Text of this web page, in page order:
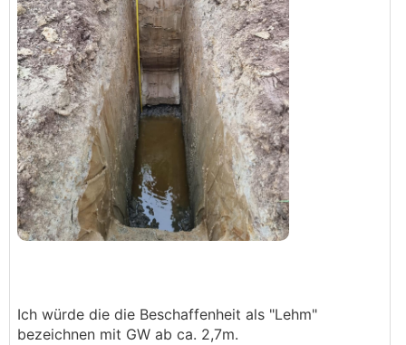
Ich würde die die Beschaffenheit als "Lehm"
bezeichnen mit GW ab ca. 2,7m.